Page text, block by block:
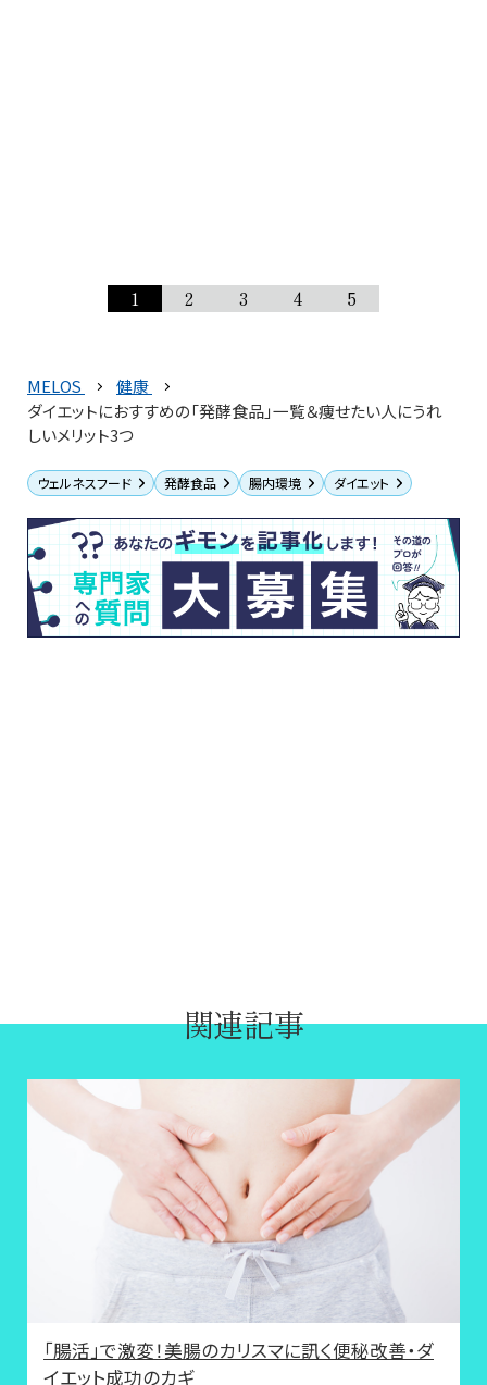
1 2 3 4 5
MELOS
健康
ダイエットにおすすめの「発酵食品」一覧＆痩せたい人にうれ
しいメリット3つ
ウェルネスフード 発酵食品 腸内環境 ダイエット
関連記事
「腸活」で激変！美腸のカリスマに訊く便秘改善・ダ
イエット成功のカギ